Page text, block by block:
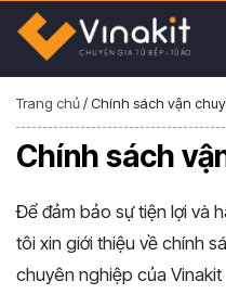
Trang chủ/Chính sách vận
Chính sách
Để đảm bảo sự tiện lợi và
tôi xin giới thiệu về chính
chuyên nghiệp của Vinakit